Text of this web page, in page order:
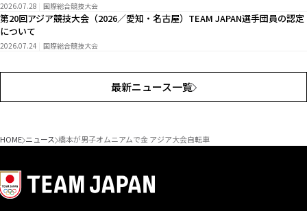
2026.07.28 国際総合競技大会
第20回アジア競技大会（2026／愛知・名古屋）TEAM JAPAN選手団員の認定
について
2026.07.24 国際総合競技大会
最新ニュース一覧
HOME ニュース 橋本が男子オムニアムで金 アジア大会自転車